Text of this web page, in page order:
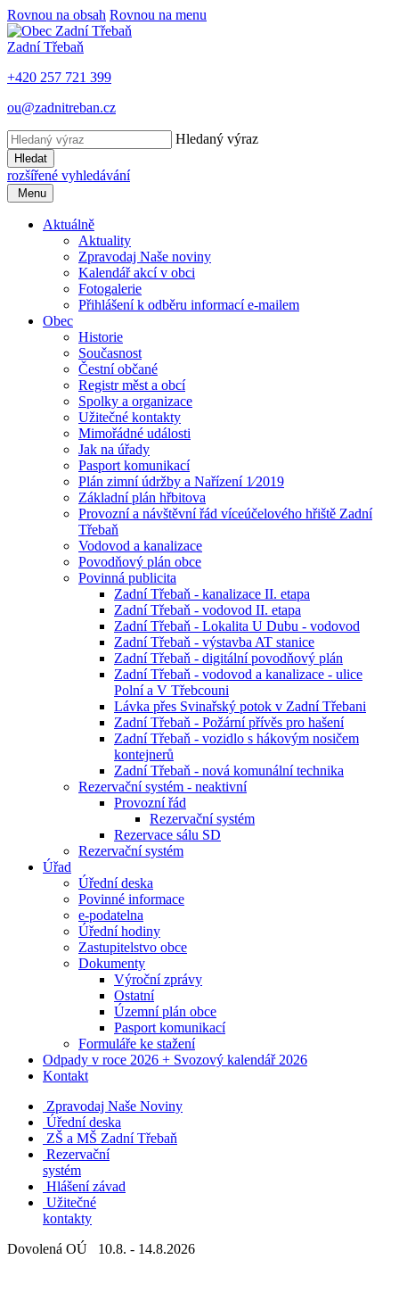
Rovnou na obsah Rovnou na menu
Zadní Třebaň
+420 257 721 399
ou@zadnitreban.cz
Hledaný výraz
Hledat
rozšířené vyhledávání
Menu
Aktuálně
Aktuality
Zpravodaj Naše noviny
Kalendář akcí v obci
Fotogalerie
Přihlášení k odběru informací e-mailem
Obec
Historie
Současnost
Čestní občané
Registr měst a obcí
Spolky a organizace
Užitečné kontakty
Mimořádné události
Jak na úřady
Pasport komunikací
Plán zimní údržby a Nařízení 1⁄2019
Základní plán hřbitova
Provozní a návštěvní řád víceúčelového hřiště Zadní
Třebaň
Vodovod a kanalizace
Povodňový plán obce
Povinná publicita
Zadní Třebaň - kanalizace II. etapa
Zadní Třebaň - vodovod II. etapa
Zadní Třebaň - Lokalita U Dubu - vodovod
Zadní Třebaň - výstavba AT stanice
Zadní Třebaň - digitální povodňový plán
Zadní Třebaň - vodovod a kanalizace - ulice
Polní a V Třebcouni
Lávka přes Svinařský potok v Zadní Třebani
Zadní Třebaň - Požární přívěs pro hašení
Zadní Třebaň - vozidlo s hákovým nosičem
kontejnerů
Zadní Třebaň - nová komunální technika
Rezervační systém - neaktivní
Provozní řád
Rezervační systém
Rezervace sálu SD
Rezervační systém
Úřad
Úřední deska
Povinné informace
e-podatelna
Úřední hodiny
Zastupitelstvo obce
Dokumenty
Výroční zprávy
Ostatní
Územní plán obce
Pasport komunikací
Formuláře ke stažení
Odpady v roce 2026 + Svozový kalendář 2026
Kontakt
Zpravodaj Naše Noviny
Úřední deska
ZŠ a MŠ Zadní Třebaň
Rezervační
systém
Hlášení závad
Užitečné
kontakty
Dovolená OÚ 10.8. - 14.8.2026